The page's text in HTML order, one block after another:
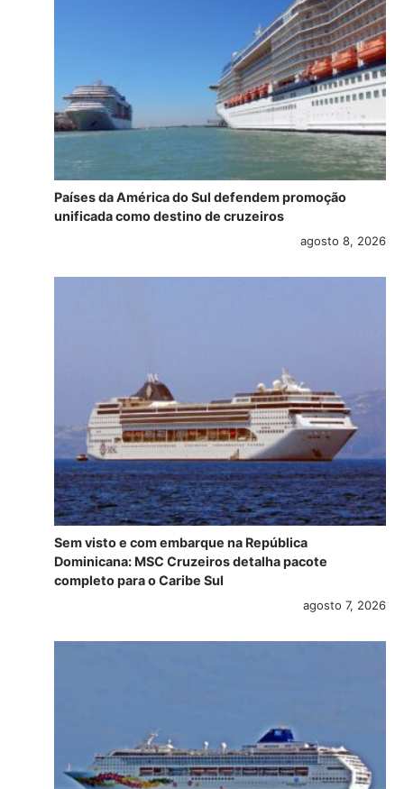
Países da América do Sul defendem promoção
unificada como destino de cruzeiros
agosto 8, 2026
Sem visto e com embarque na República
Dominicana: MSC Cruzeiros detalha pacote
completo para o Caribe Sul
agosto 7, 2026